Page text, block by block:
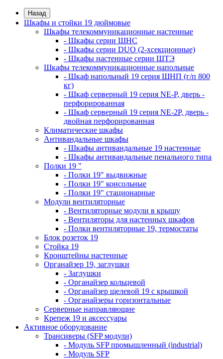
Назад
Шкафы и стойки 19 дюймовые
Шкафы телекоммуникационные настенные
- Шкафы серии ШНС
- Шкафы серии DUO (2-хсекционные)
- Шкафы настенные серии ШТЭ
Шкафы телекоммуникационные напольные
- Шкаф напольный 19 серия ШНП (г/п 800
кг)
- Шкаф серверный 19 серия NE-P, дверь -
перфорированная
- Шкаф серверный 19 серия NE-2P, дверь -
двойная перфорированная
Климатические шкафы
Антивандальные шкафы
- Шкафы антивандальные 19 настенные
- Шкафы антивандальные пенального типа
Полки 19 "
- Полки 19" выдвижные
- Полки 19" консольные
- Полки 19" стационарные
Модули вентиляторные
- Вентиляторные модули в крышу
- Вентиляторы для настенных шкафов
- Полки вентиляторные 19, термостаты
Блок розеток 19
Стойка 19
Кронштейны настенные
Органайзер 19, заглушки
- Заглушки
- Органайзер кольцевой
- Органайзер щелевой 19 с крышкой
- Органайзеры горизонтальные
Серверные направляющие
Крепеж 19 и аксессуары
Активное оборудование
Трансиверы (SFP модули)
- Модуль SFP промышленный (industrial)
- Модуль SFP